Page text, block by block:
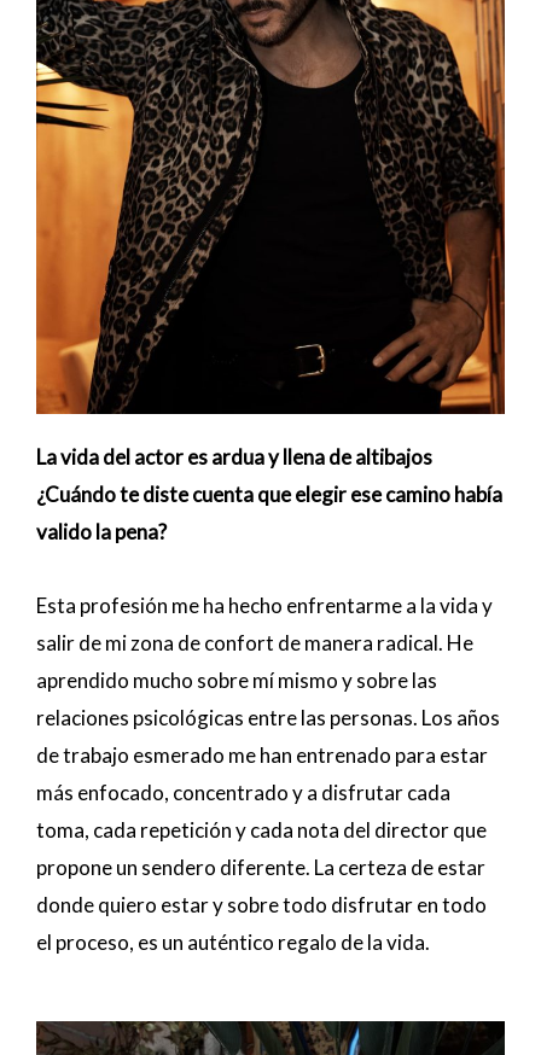
La vida del actor es ardua y llena de altibajos
¿Cuándo te diste cuenta que elegir ese camino había
valido la pena?
Esta profesión me ha hecho enfrentarme a la vida y
salir de mi zona de confort de manera radical. He
aprendido mucho sobre mí mismo y sobre las
relaciones psicológicas entre las personas. Los años
de trabajo esmerado me han entrenado para estar
más enfocado, concentrado y a disfrutar cada
toma, cada repetición y cada nota del director que
propone un sendero diferente. La certeza de estar
donde quiero estar y sobre todo disfrutar en todo
el proceso, es un auténtico regalo de la vida.